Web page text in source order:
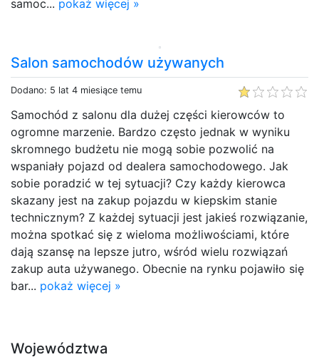
samoc... pokaż więcej »
Salon samochodów używanych
Dodano: 5 lat 4 miesiące temu
Samochód z salonu dla dużej części kierowców to
ogromne marzenie. Bardzo często jednak w wyniku
skromnego budżetu nie mogą sobie pozwolić na
wspaniały pojazd od dealera samochodowego. Jak
sobie poradzić w tej sytuacji? Czy każdy kierowca
skazany jest na zakup pojazdu w kiepskim stanie
technicznym? Z każdej sytuacji jest jakieś rozwiązanie,
można spotkać się z wieloma możliwościami, które
dają szansę na lepsze jutro, wśród wielu rozwiązań
zakup auta używanego. Obecnie na rynku pojawiło się
bar... pokaż więcej »
Województwa